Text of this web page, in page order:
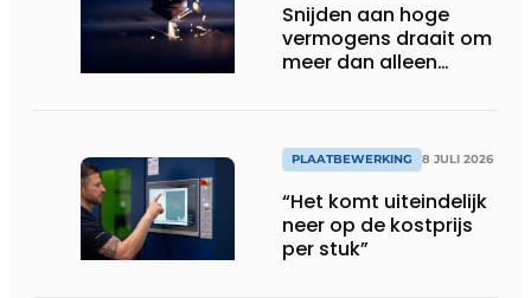
Snijden aan hoge
vermogens draait om
meer dan alleen
PLAATBEWERKING 8 JULI 2026
“Het komt uiteindelijk
neer op de kostprijs
per stuk”